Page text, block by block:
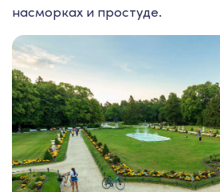
насморках и простуде.